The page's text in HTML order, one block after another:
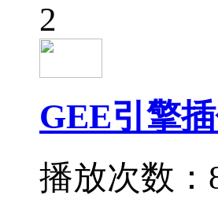
2
GEE引擎
播放次数：